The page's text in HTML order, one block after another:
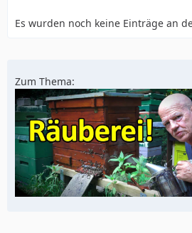
Es wurden noch keine Einträge an
Zum Thema: